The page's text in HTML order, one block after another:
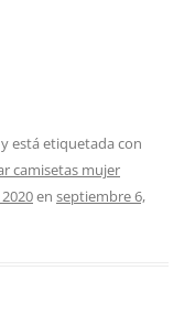
y está etiquetada con
camisetas mujer
en septiembre 6,